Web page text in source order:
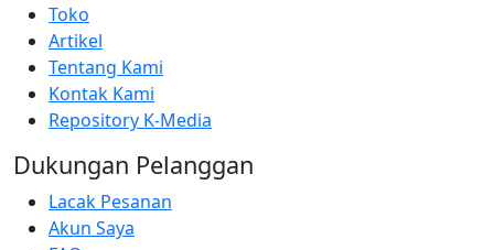
Toko
Artikel
Tentang Kami
Kontak Kami
Repository K-Media
Dukungan Pelanggan
Lacak Pesanan
Akun Saya